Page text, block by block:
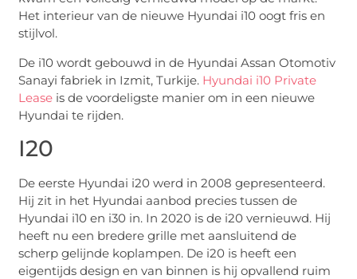
Het interieur van de nieuwe Hyundai i10 oogt fris en
stijlvol.
De i10 wordt gebouwd in de Hyundai Assan Otomotiv
Sanayi fabriek in Izmit, Turkije. Hyundai i10 Private
Lease is de voordeligste manier om in een nieuwe
Hyundai te rijden.
I20
De eerste Hyundai i20 werd in 2008 gepresenteerd.
Hij zit in het Hyundai aanbod precies tussen de
Hyundai i10 en i30 in. In 2020 is de i20 vernieuwd. Hij
heeft nu een bredere grille met aansluitend de
scherp gelijnde koplampen. De i20 is heeft een
eigentijds design en van binnen is hij opvallend ruim